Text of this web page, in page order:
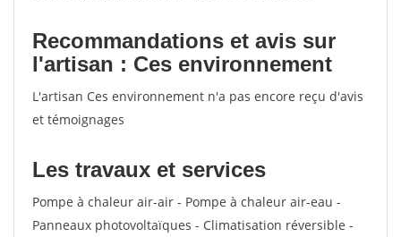
Recommandations et avis sur
l'artisan : Ces environnement
L'artisan Ces environnement n'a pas encore reçu d'avis
et témoignages
Les travaux et services
Pompe à chaleur air-air - Pompe à chaleur air-eau -
Panneaux photovoltaïques - Climatisation réversible -